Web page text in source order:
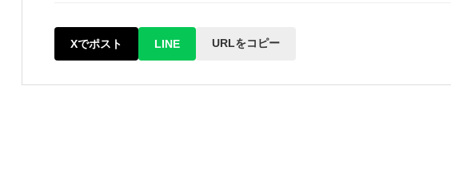
Xでポスト LINE URLをコピー